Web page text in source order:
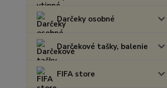
Darčeky osobné
Darčekové tašky, balenie
FIFA store